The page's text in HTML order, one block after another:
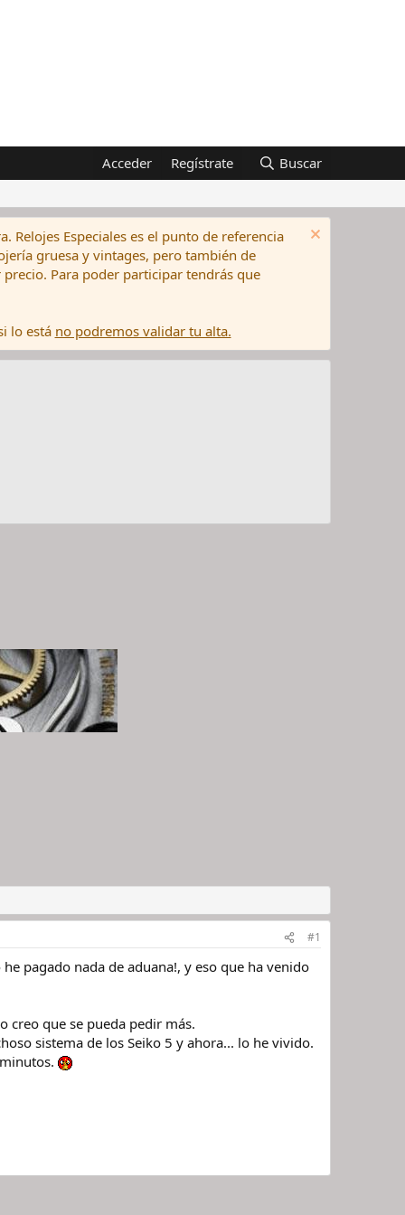
Acceder Regístrate Buscar
Relojes Especiales es el punto de referencia
gruesa y vintages, pero también de
Para poder participar tendrás que
lo está no podremos validar tu alta.
#1
pagado nada de aduana!, y eso que ha venido
creo que se pueda pedir más.
sistema de los Seiko 5 y ahora... lo he vivido.